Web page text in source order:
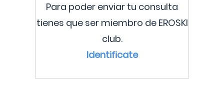
Para poder enviar tu consulta
tienes que ser miembro de EROSKI
club.
Identificate